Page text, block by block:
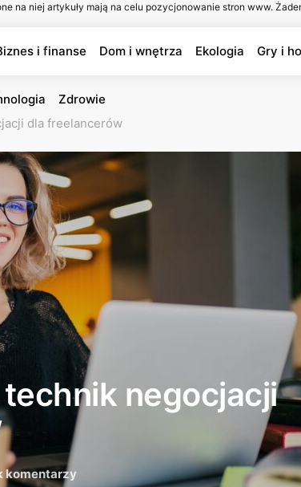
na niej artykuły mają na celu pozycjonowanie stron www.
i finanse Dom i wnętrza Ekologia Gry i
Zdrowie
dla freelancerów
negocjacji
komentarzy